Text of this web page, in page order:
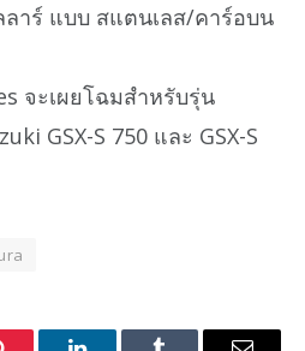
าร์ แบบ สแตนเลส/คาร์อบน
จะเผยโฉมสำหรับรุ่น
GSX-S 750 และ GSX-S